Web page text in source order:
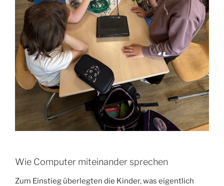
Wie Computer miteinander sprechen
Zum Einstieg überlegten die Kinder, was eigentlich